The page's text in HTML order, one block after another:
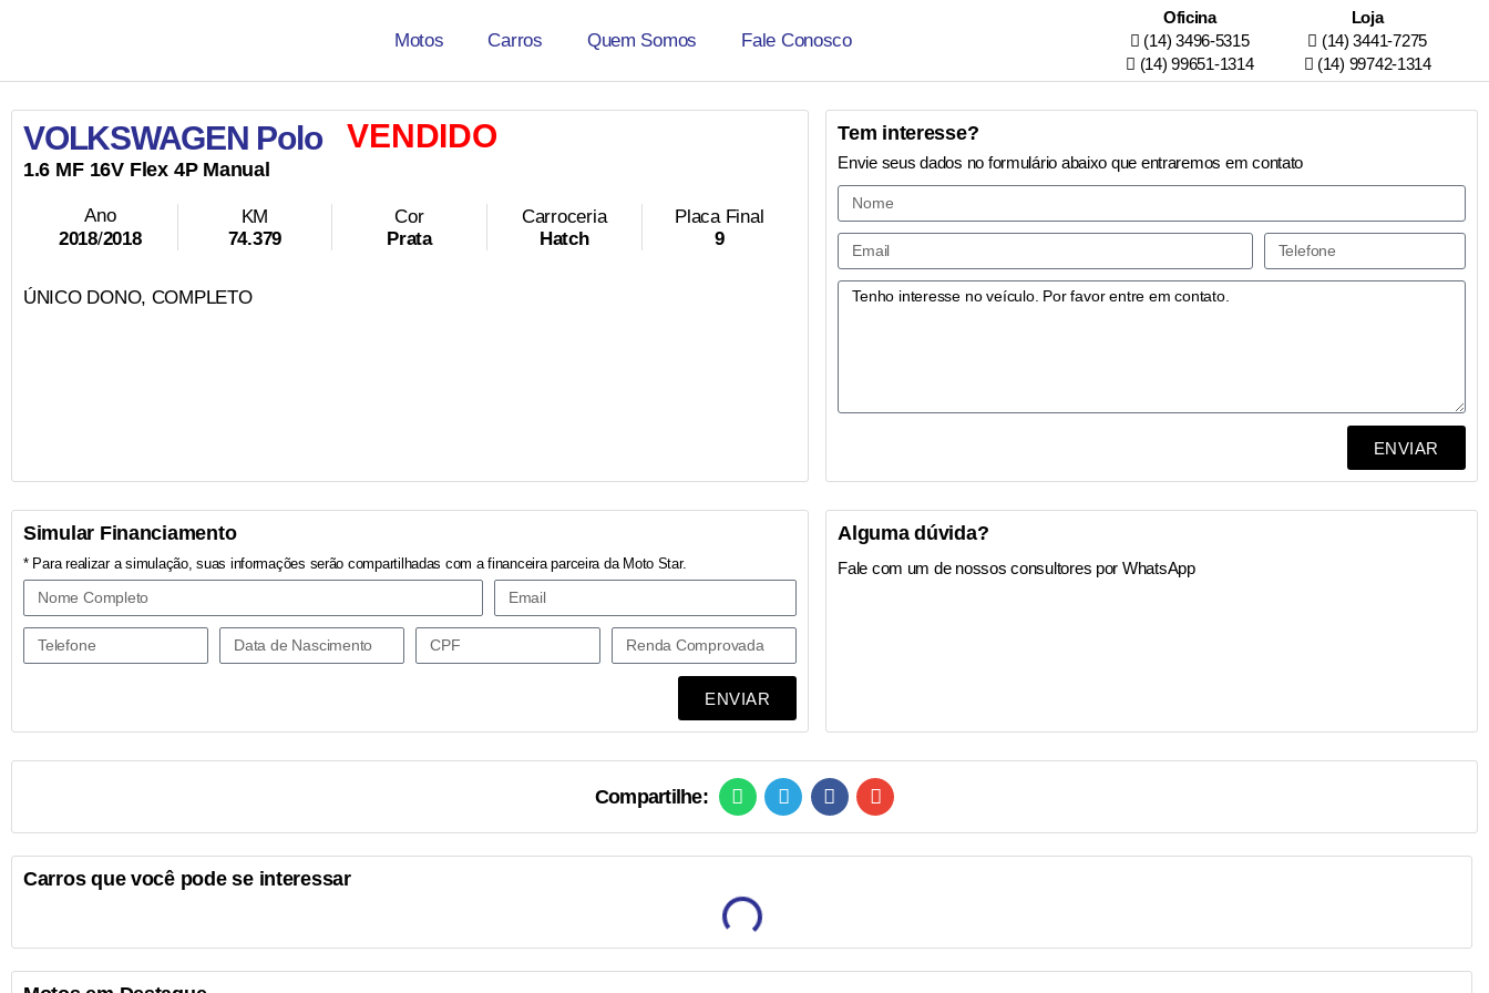
Motos Carros Quem Somos Fale Conosco
Oficina
(14) 3496-5315
(14) 99651-1314
Loja
(14) 3441-7275
(14) 99742-1314
VOLKSWAGEN PoloVENDIDO
1.6 MF 16V Flex 4P Manual
Ano
2018/2018
KM
74.379
Cor
Prata
Carroceria
Hatch
Placa Final
9
ÚNICO DONO, COMPLETO
Tem interesse?
Envie seus dados no formulário abaixo que entraremos em contato
ENVIAR
Simular Financiamento
* Para realizar a simulação, suas informações serão compartilhadas com a financeira parceira da Moto Star.
ENVIAR
Alguma dúvida?
Fale com um de nossos consultores por WhatsApp
Compartilhe:
Carros que você pode se interessar